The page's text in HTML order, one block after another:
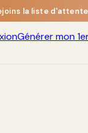
la liste d'attente
Générer mon